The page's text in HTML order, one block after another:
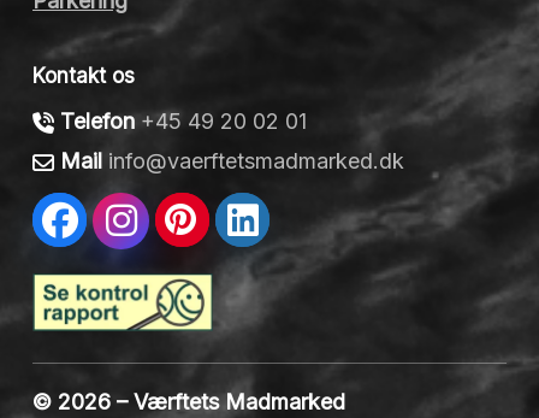
Kontakt os
Telefon +45 49 20 02 01
Mail info@vaerftetsmadmarked.dk
© 2026 – Værftets Madmarked